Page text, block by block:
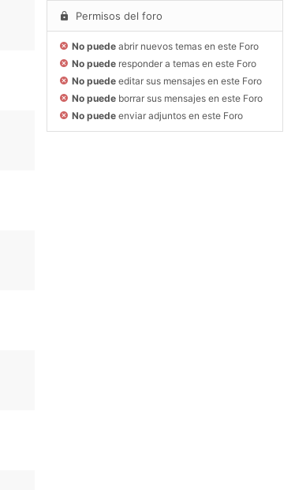
Permisos del foro
No puede abrir nuevos temas en este Foro
No puede responder a temas en este Foro
No puede editar sus mensajes en este Foro
No puede borrar sus mensajes en este Foro
No puede enviar adjuntos en este Foro